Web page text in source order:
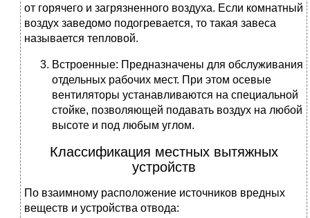
от горячего и загрязненного воздуха. Если комнатный
воздух заведомо подогревается, то такая завеса
называется тепловой.
Встроенные: Предназначены для обслуживания
отдельных рабочих мест. При этом осевые
вентиляторы устанавливаются на специальной
стойке, позволяющей подавать воздух на любой
высоте и под любым углом.
Классификация местных вытяжных
устройств
По взаимному расположение источников вредных
веществ и устройства отвода: